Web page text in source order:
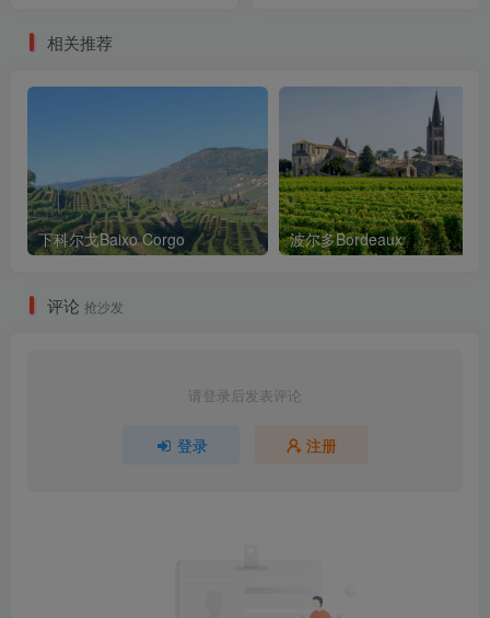
相关推荐
下科尔戈Baixo Corgo 波尔多Bordeaux
评论 抢沙发
请登录后发表评论
登录 注册